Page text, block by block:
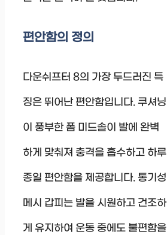
편안함의 정의
다운쉬프터 8의 가장 두드러진 특
징은 뛰어난 편안함입니다. 쿠셔닝
이 풍부한 폼 미드솔이 발에 완벽
하게 맞춰져 충격을 흡수하고 하루
종일 편안함을 제공합니다. 통기성
메시 갑피는 발을 시원하고 건조하
게 유지하여 운동 중에도 불편함을